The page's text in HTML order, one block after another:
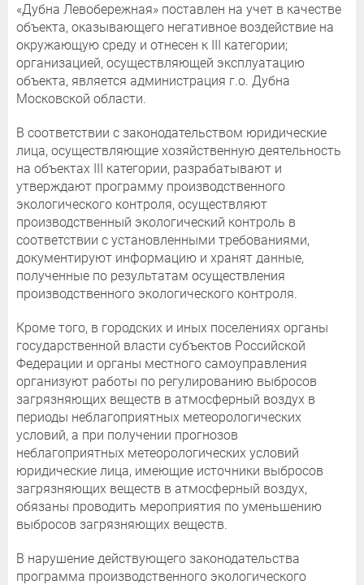
«Дубна Левобережная» поставлен на учет в качестве
объекта, оказывающего негативное воздействие на
окружающую среду и отнесен к III категории;
организацией, осуществляющей эксплуатацию
объекта, является администрация г.о. Дубна
Московской области.
В соответствии с законодательством юридические
лица, осуществляющие хозяйственную деятельность
на объектах III категории, разрабатывают и
утверждают программу производственного
экологического контроля, осуществляют
производственный экологический контроль в
соответствии с установленными требованиями,
документируют информацию и хранят данные,
полученные по результатам осуществления
производственного экологического контроля.
Кроме того, в городских и иных поселениях органы
государственной власти субъектов Российской
Федерации и органы местного самоуправления
организуют работы по регулированию выбросов
загрязняющих веществ в атмосферный воздух в
периоды неблагоприятных метеорологических
условий, а при получении прогнозов
неблагоприятных метеорологических условий
юридические лица, имеющие источники выбросов
загрязняющих веществ в атмосферный воздух,
обязаны проводить мероприятия по уменьшению
выбросов загрязняющих веществ.
В нарушение действующего законодательства
программа производственного экологического